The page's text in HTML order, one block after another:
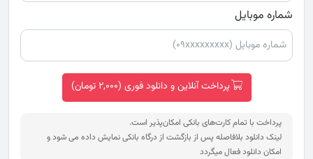
شماره موبایل
پرداخت آنلاین و دانلود فوری (2,000 تومان)
پرداخت با تمام کارت‌های بانکی امکان‌پذیر است.
لینک دانلود بلافاصله پس از بازگشت از درگاه بانکی نمایش داده می شود و
امکان دانلود فعال میگردد